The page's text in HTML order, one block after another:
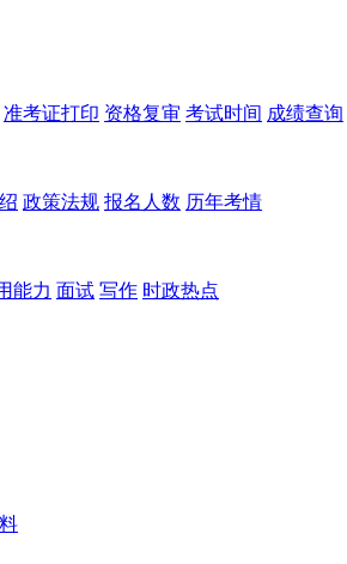
准考证打印 资格复审 考试时间 成绩查询
政策法规 报名人数 历年考情
能力 面试 写作 时政热点